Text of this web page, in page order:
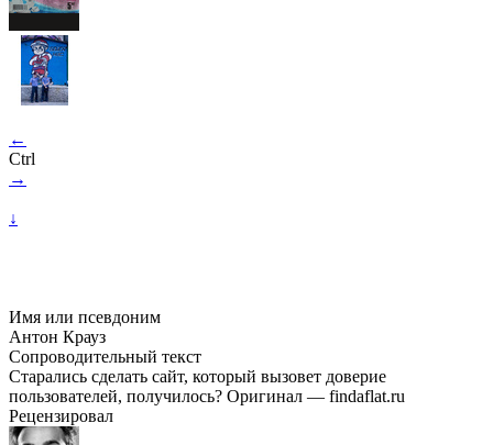
←
Ctrl
→
↓
Имя или псевдоним
Антон Крауз
Сопроводительный текст
Старались сделать сайт, который вызовет доверие
пользователей, получилось? Оригинал — findaflat.ru
Рецензировал